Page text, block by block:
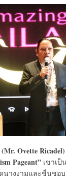
Ovette
Pageant” เขาเ
างงามและชื่นชอบ